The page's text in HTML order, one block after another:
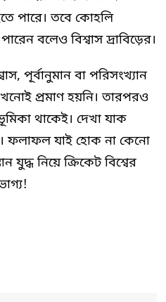
পারে। তবে কোহলি
বলেও বিশ্বাস দ্রাবিড়ের।
পূর্বানুমান বা পরিসংখ্যান
প্রমাণ হয়নি। তারপরও
থাকেই। দেখা যাক
ফলাফল যাই হোক না কেনো
যুদ্ধ নিয়ে ক্রিকেট বিশ্বের